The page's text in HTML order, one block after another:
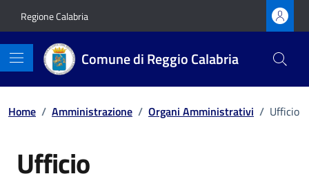
Regione Calabria
Comune di Reggio Calabria
Home / Amministrazione / Organi Amministrativi / Ufficio
Ufficio